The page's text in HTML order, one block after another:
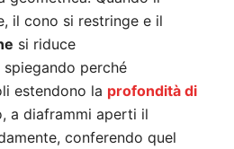
il cono si restringe e il
si riduce
perché
estendono la profondità di
a diaframmi aperti il
conferendo quel